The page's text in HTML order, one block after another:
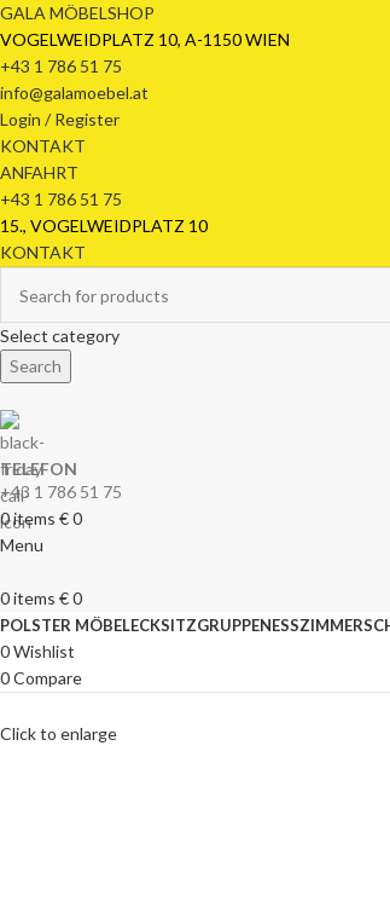
GALA MÖBELSHOP
VOGELWEIDPLATZ 10, A-1150 WIEN
+43 1 786 51 75
info@galamoebel.at
Login / Register
KONTAKT
ANFAHRT
+43 1 786 51 75
15., VOGELWEIDPLATZ 10
KONTAKT
Select category
Search
TELEFON
+43 1 786 51 75
0items €0
Menu
0items €0
POLSTER MÖBELECKSITZGRUPPENESSZIMMER
0Wishlist
0Compare
Click to enlarge